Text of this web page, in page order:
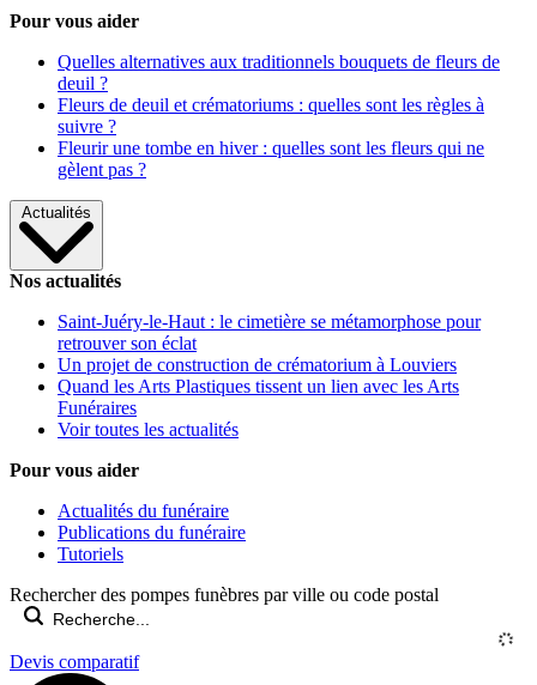
Pour vous aider
Quelles alternatives aux traditionnels bouquets de fleurs de
deuil ?
Fleurs de deuil et crématoriums : quelles sont les règles à
suivre ?
Fleurir une tombe en hiver : quelles sont les fleurs qui ne
gèlent pas ?
Actualités
Nos actualités
Saint-Juéry-le-Haut : le cimetière se métamorphose pour
retrouver son éclat
Un projet de construction de crématorium à Louviers
Quand les Arts Plastiques tissent un lien avec les Arts
Funéraires
Voir toutes les actualités
Pour vous aider
Actualités du funéraire
Publications du funéraire
Tutoriels
Rechercher des pompes funèbres par ville ou code postal
Devis comparatif